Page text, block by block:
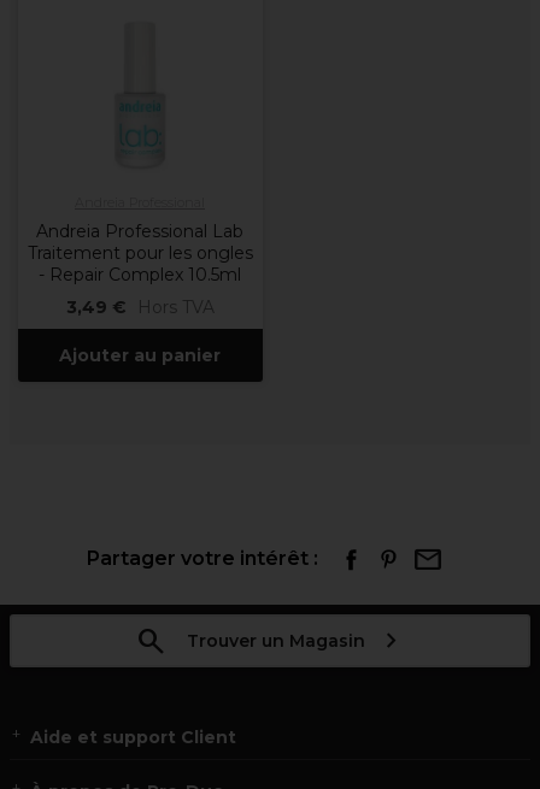
Andreia Professional Lab
Traitement pour les ongles
- Repair Complex 10.5ml
3,49 €
Hors TVA
Ajouter au panier
Partager votre intérêt :
Trouver un Magasin
Aide et support Client